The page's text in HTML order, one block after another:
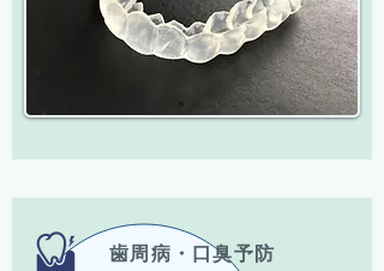
歯周病・口臭予防